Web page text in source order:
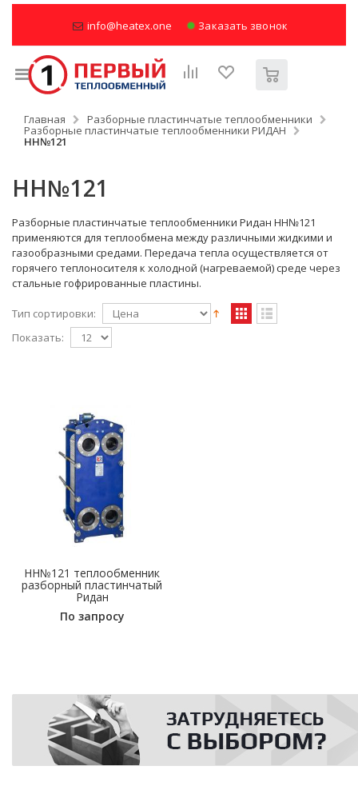
info@heatex.one Заказать звонок
Главная Разборные пластинчатые теплообменники
Разборные пластинчатые теплообменники РИДАН
НН№121
НН№121
Разборные пластинчатые теплообменники Ридан НН№121
применяются для теплообмена между различными жидкими и
газообразными средами. Передача тепла осуществляется от
горячего теплоносителя к холодной (нагреваемой) среде через
стальные гофрированные пластины.
Тип сортировки:
Показать:
НН№121 теплообменник
разборный пластинчатый
Ридан
По запросу